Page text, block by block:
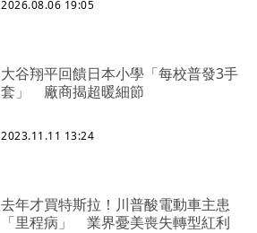
2026.08.06 19:05
大谷翔平回饋日本小學「每校普發3手
套」 廠商揭超暖細節
2023.11.11 13:24
去年才買特斯拉！川普酸電動車主患
「里程病」 業界憂美喪失轉型紅利